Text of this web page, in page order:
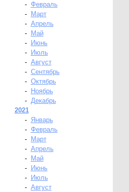
- Февраль
-
Март
- Апрель
-
Май
-
Июнь
-
Июль
- Август
- Сентябрь
- Октябрь
-
Ноябрь
- Декабрь
2021
-
Январь
- Февраль
-
Март
- Апрель
-
Май
-
Июнь
-
Июль
- Август